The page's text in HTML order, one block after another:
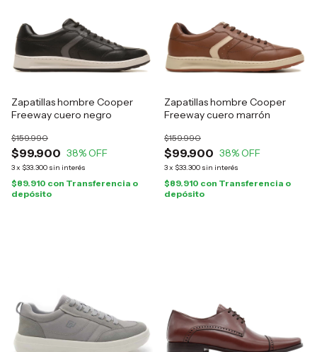
Zapatillas hombre Cooper
Freeway cuero negro
$99.900
$159.990
38% OFF
3x $33.300 sin interés
$89.910 con Transferencia o
depósito
Zapatillas hombre Cooper
Freeway cuero marrón
$99.900
$159.990
38% OFF
3x $33.300 sin interés
$89.910 con Transferencia o
depósito